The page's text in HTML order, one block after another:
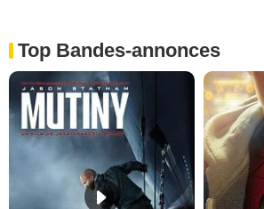
Top Bandes-annonces